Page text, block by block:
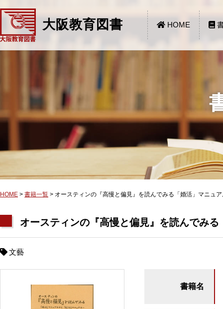
大阪教育図書 HOME
HOME > 書籍一覧 > オースティンの『高慢と偏見』を読んでみる「婚活」マニュ
オースティンの『高慢と偏見』を読んでみ
文藝
書籍名